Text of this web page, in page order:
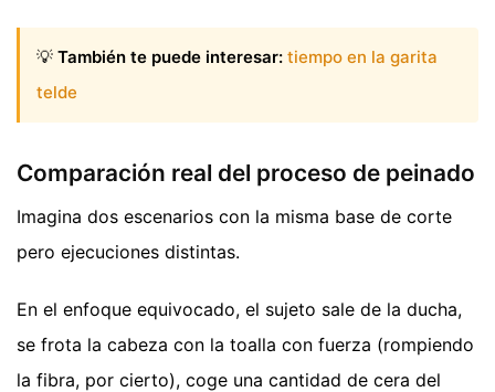
💡 También te puede interesar: tiempo en la garita
telde
Comparación real del proceso de peinado
Imagina dos escenarios con la misma base de corte
pero ejecuciones distintas.
En el enfoque equivocado, el sujeto sale de la ducha,
se frota la cabeza con la toalla con fuerza (rompiendo
la fibra, por cierto), coge una cantidad de cera del